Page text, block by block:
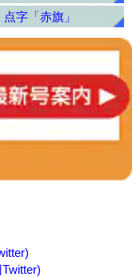
点字「赤旗」